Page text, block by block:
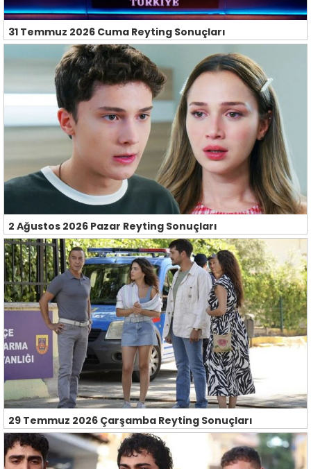
31 Temmuz 2026 Cuma Reyting Sonuçları
2 Ağustos 2026 Pazar Reyting Sonuçları
29 Temmuz 2026 Çarşamba Reyting Sonuçları